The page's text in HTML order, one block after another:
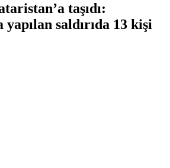
taşıdı:
yapılan saldırıda 13 kişi